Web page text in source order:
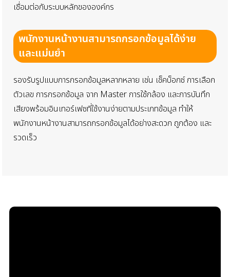
เชื่อมต่อกับระบบหลักขององค์กร
พนักงานหน้างานสามารถกรอกข้อมูลได้ง่าย
และแม่นยำ
รองรับรูปแบบการกรอกข้อมูลหลากหลาย เช่น เช็คบ็อกซ์ การเลือก
ตัวเลข การกรอกข้อมูล จาก Master การใช้กล้อง และการบันทึก
เสียงพร้อมอินเทอร์เฟซที่ใช้งานง่ายตามประเภทข้อมูล ทำให้
พนักงานหน้างานสามารถกรอกข้อมูลได้อย่างสะดวก ถูกต้อง และ
รวดเร็ว